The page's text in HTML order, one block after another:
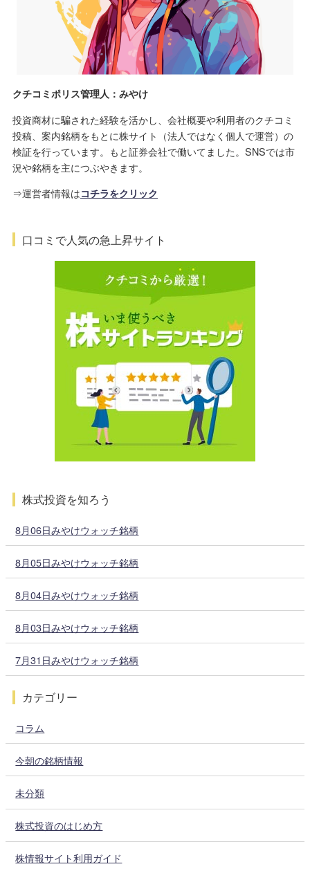
クチコミポリス管理人：みやけ
投資商材に騙された経験を活かし、会社概要や利用者のクチコミ
投稿、案内銘柄をもとに株サイト（法人ではなく個人で運営）の
検証を行っています。もと証券会社で働いてました。SNSでは市
況や銘柄を主につぶやきます。
⇒運営者情報はコチラをクリック
口コミで人気の急上昇サイト
株式投資を知ろう
8月06日みやけウォッチ銘柄
8月05日みやけウォッチ銘柄
8月04日みやけウォッチ銘柄
8月03日みやけウォッチ銘柄
7月31日みやけウォッチ銘柄
カテゴリー
コラム
今朝の銘柄情報
未分類
株式投資のはじめ方
株情報サイト利用ガイド